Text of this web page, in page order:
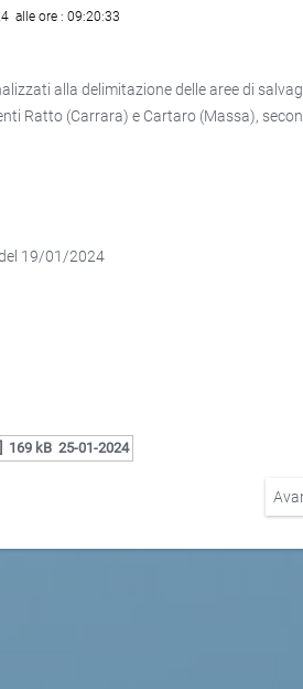
alle ore :09:20:33
alla delimitazione delle aree di
Ratto (Carrara) e Cartaro (Massa),
19/01/2024
169 kB 25-01-2024